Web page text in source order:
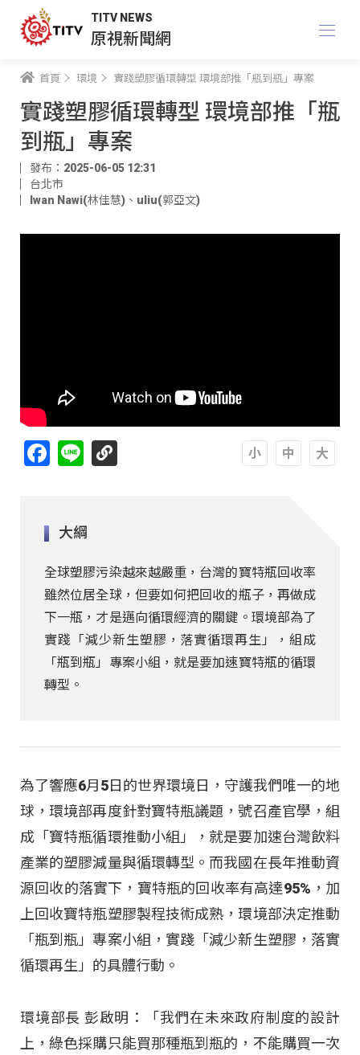
TITV NEWS
原視新聞網
首頁 環境 實踐塑膠循環轉型 環境部推「瓶到瓶」專案
實踐塑膠循環轉型 環境部推「瓶
到瓶」專案
發布：2025-06-05 12:31
台北市
Iwan Nawi(林佳慧) 、 uliu(郭亞文)
Facebook
Line
大綱
全球塑膠污染越來越嚴重，台灣的寶特瓶回收率
雖然位居全球，但要如何把回收的瓶子，再做成
下一瓶，才是邁向循環經濟的關鍵。環境部為了
實踐「減少新生塑膠，落實循環再生」，組成
「瓶到瓶」專案小組，就是要加速寶特瓶的循環
轉型。
為了響應6月5日的世界環境日，守護我們唯一的地
球，環境部再度針對寶特瓶議題，號召產官學，組
成「寶特瓶循環推動小組」，就是要加速台灣飲料
產業的塑膠減量與循環轉型。而我國在長年推動資
源回收的落實下，寶特瓶的回收率有高達95%，加
上回收寶特瓶塑膠製程技術成熟，環境部決定推動
「瓶到瓶」專案小組，實踐「減少新生塑膠，落實
循環再生」的具體行動。
環境部長 彭啟明：「我們在未來政府制度的設計
上，綠色採購只能買那種瓶到瓶的，不能購買一次